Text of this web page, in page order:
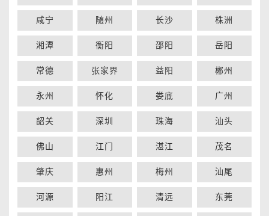
咸宁 随州 长沙 株洲
湘潭 衡阳 邵阳 岳阳
常德 张家界 益阳 郴州
永州 怀化 娄底 广州
韶关 深圳 珠海 汕头
佛山 江门 湛江 茂名
肇庆 惠州 梅州 汕尾
河源 阳江 清远 东莞